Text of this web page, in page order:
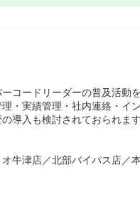
コードリーダーの普及活動
・実績管理・社内連絡・イ
導入も検討されておられま
牛津店／北部バイパス店／